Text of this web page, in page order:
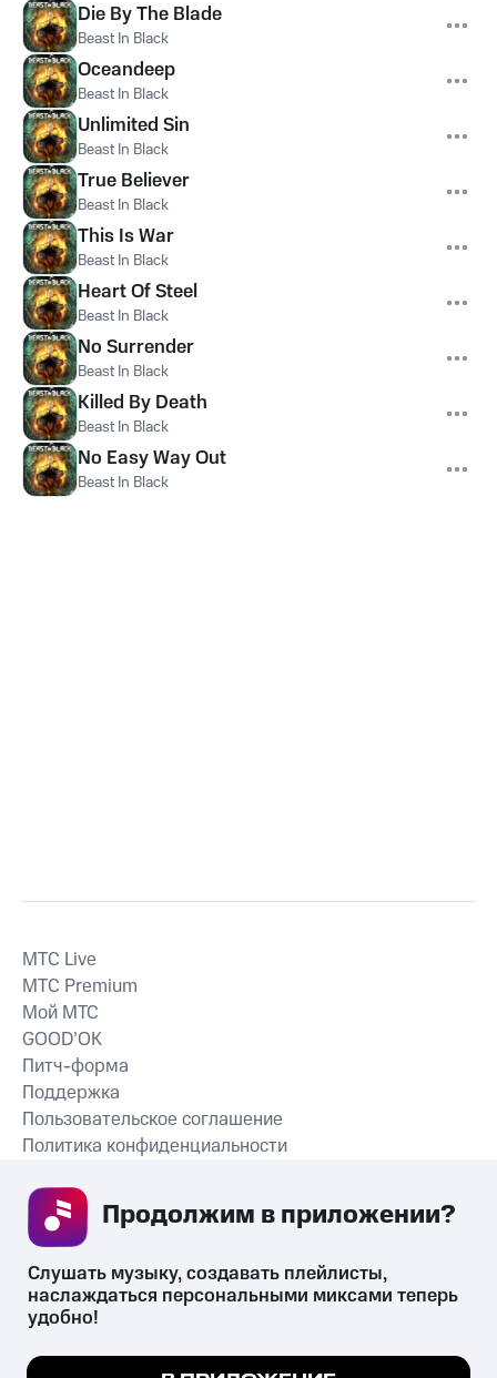
Die By The Blade
Beast In Black
Oceandeep
Beast In Black
Unlimited Sin
Beast In Black
True Believer
Beast In Black
This Is War
Beast In Black
Heart Of Steel
Beast In Black
No Surrender
Beast In Black
Killed By Death
Beast In Black
No Easy Way Out
Beast In Black
СКАЧАТЬ ПРИЛОЖЕНИЕ
MTС Live
MTС Premium
Мой МТС
GOOD’OK
Питч-форма
Поддержка
Пользовательское соглашение
Политика конфиденциальности
психотропных веществ, их аналогов причиняет вред здоровью,
Мы используем куки, чтобы на сайте все
Слушать музыку, создавать плейлисты,
наслаждаться персональными миксами теперь
удобно!